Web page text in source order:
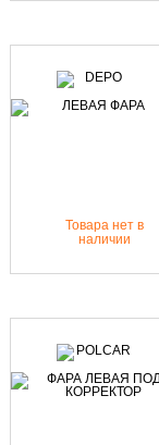
Товара нет в
наличии